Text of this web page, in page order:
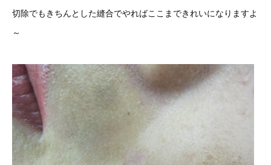
切除でもきちんとした縫合でやればここまできれいになりますよ
～